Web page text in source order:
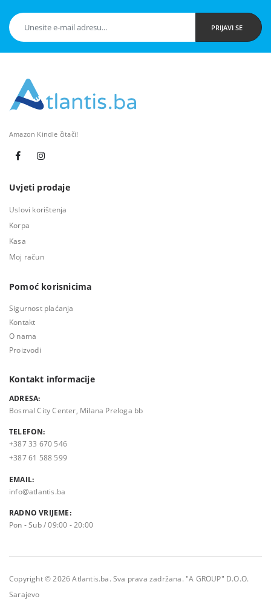
PRIJAVI SE
Amazon Kindle čitači!
Uvjeti prodaje
Uslovi korištenja
Korpa
Kasa
Moj račun
Pomoć korisnicima
Sigurnost plaćanja
Kontakt
O nama
Proizvodi
Kontakt informacije
ADRESA:
Bosmal City Center, Milana Preloga bb
TELEFON:
+387 33 670 546
+387 61 588 599
EMAIL:
info@atlantis.ba
RADNO VRIJEME:
Pon - Sub / 09:00 - 20:00
Copyright © 2026 Atlantis.ba. Sva prava zadržana. "A GROUP" D.O.O.
Sarajevo